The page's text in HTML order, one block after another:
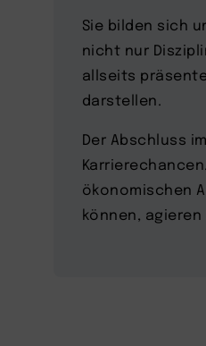
Sie bilden sich
nicht nur
allseits
darstellen.
Der Abschluss
ökonomischen
können,